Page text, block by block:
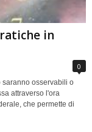
in
0
osservabili o
attraverso l'ora
che permette di